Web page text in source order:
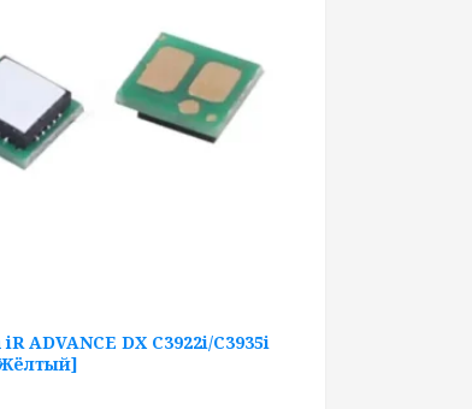
ADVANCE DX C3922i/C3935i
Жёлтый]